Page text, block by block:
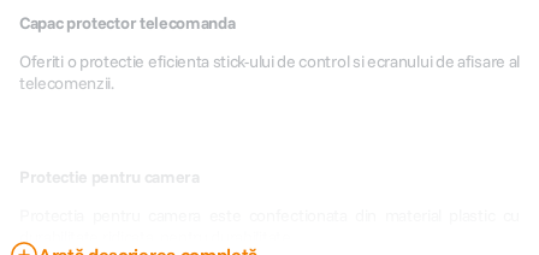
Capac protector telecomanda
Oferiti o protectie eficienta stick-ului de control si ecranului de afisare al
telecomenzii.
Protectie pentru camera
durabilitate ridicata. pentru durabilitate.